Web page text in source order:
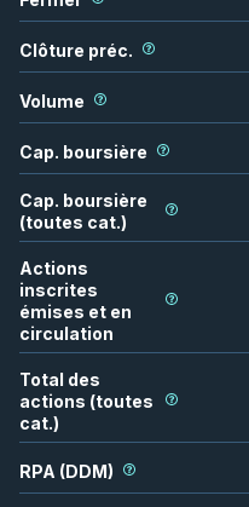
Clôture préc.
Volume
Cap. boursière
Cap. boursière
(toutes cat.)
Actions
inscrites
émises et en
circulation
Total des
actions (toutes
cat.)
RPA (DDM)